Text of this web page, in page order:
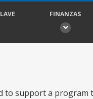
FINANZAS
to support a